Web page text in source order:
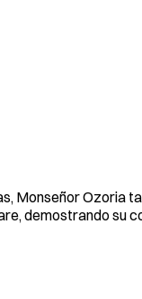
Monseñor Ozoria
demostrando su